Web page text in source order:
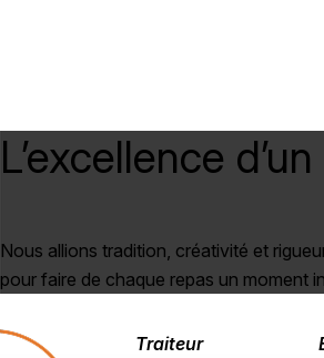
L’excellence d’un
Nous allions tradition, créativité et
pour faire de chaque repas un moment
Traiteur